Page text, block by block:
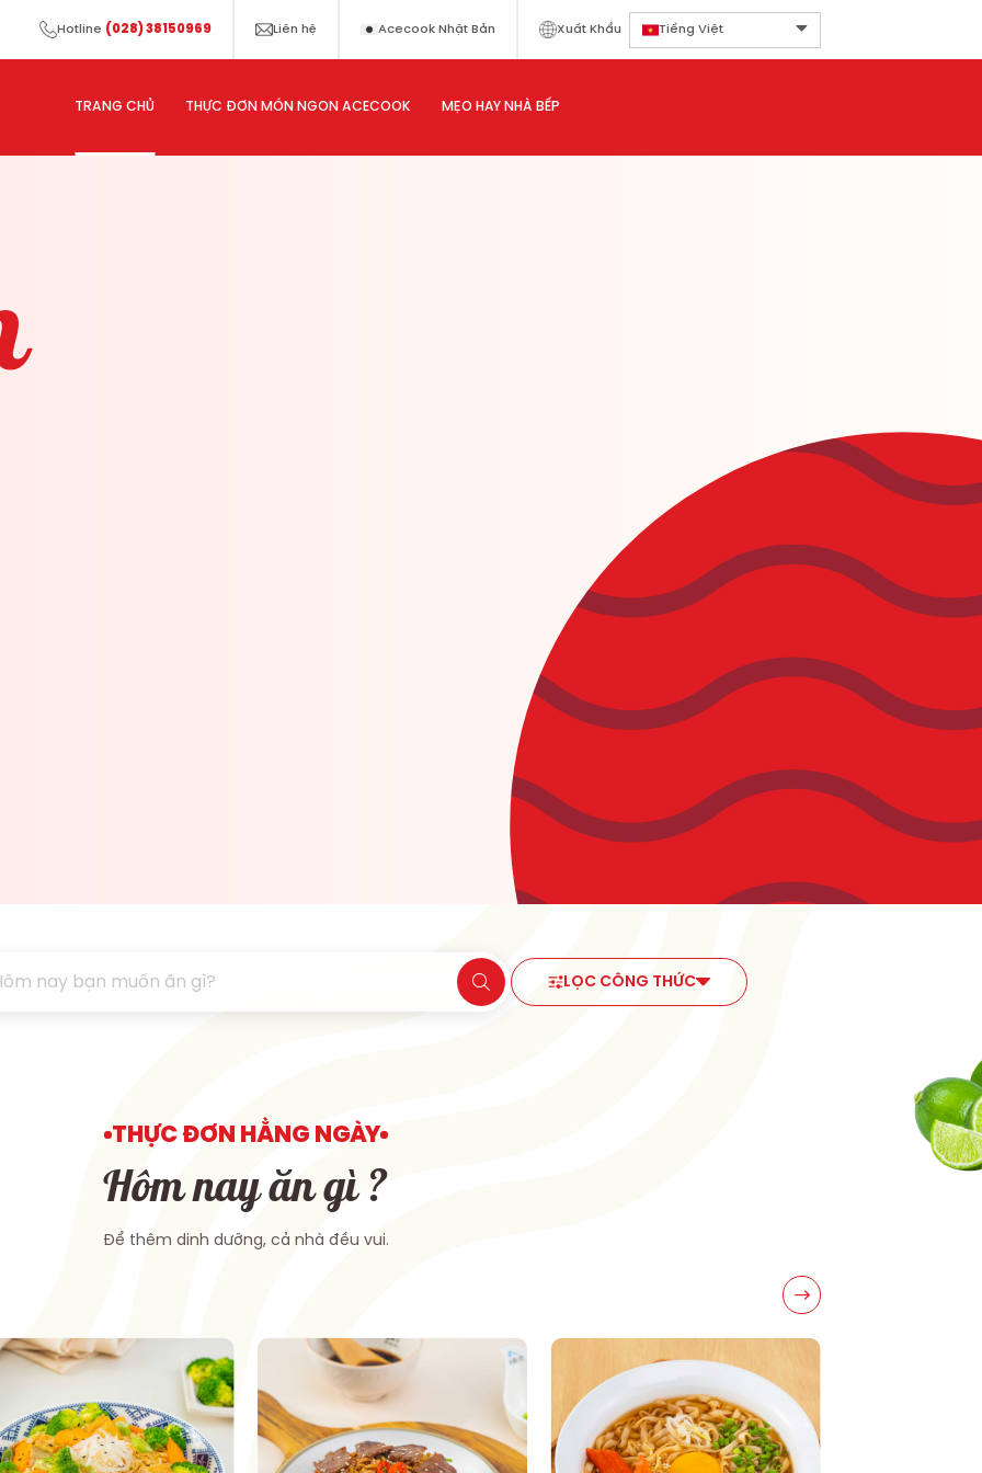
Hotline (028) 38150969 Liên hệ Acecook Nhật Bản Xuất Khẩu Tiếng Việt
TRANG CHỦ THỰC ĐƠN MÓN NGON ACECOOK MẸO HAY NHÀ BẾP
LỌC CÔNG THỨC
THỰC ĐƠN HẰNG NGÀY
Hôm nay ăn gì ?
Để thêm dinh dưỡng, cả nhà đều vui.